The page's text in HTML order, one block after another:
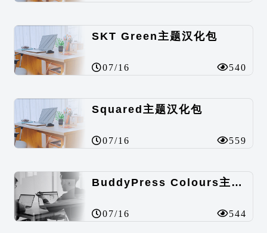
SKT Green主题汉化包
07/16 540
Squared主题汉化包
07/16 559
BuddyPress Colours主题汉化包
07/16 544